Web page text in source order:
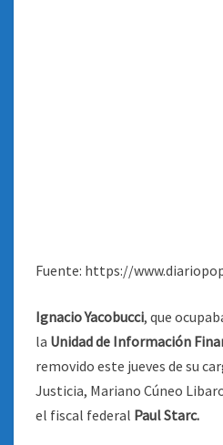
Fuente: https://
Ignacio Yacobucci, que
la Unidad de Información
removido este jueves de su
Justicia, Mariano Cúneo
el fiscal federal Paul Starc.